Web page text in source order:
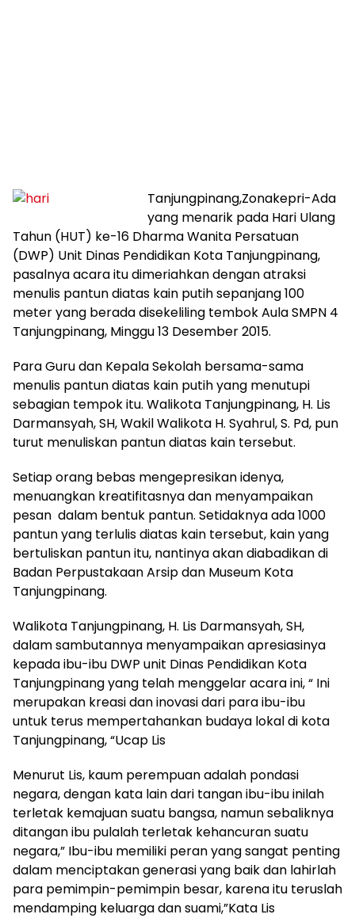
Tanjungpinang,Zonakepri-Ada
yang menarik pada Hari Ulang
Tahun (HUT) ke-16 Dharma Wanita Persatuan
(DWP) Unit Dinas Pendidikan Kota Tanjungpinang,
pasalnya acara itu dimeriahkan dengan atraksi
menulis pantun diatas kain putih sepanjang 100
meter yang berada disekeliling tembok Aula SMPN 4
Tanjungpinang, Minggu 13 Desember 2015.
Para Guru dan Kepala Sekolah bersama-sama
menulis pantun diatas kain putih yang menutupi
sebagian tempok itu. Walikota Tanjungpinang, H. Lis
Darmansyah, SH, Wakil Walikota H. Syahrul, S. Pd, pun
turut menuliskan pantun diatas kain tersebut.
Setiap orang bebas mengepresikan idenya,
menuangkan kreatifitasnya dan menyampaikan
pesan dalam bentuk pantun. Setidaknya ada 1000
pantun yang terlulis diatas kain tersebut, kain yang
bertuliskan pantun itu, nantinya akan diabadikan di
Badan Perpustakaan Arsip dan Museum Kota
Tanjungpinang.
Walikota Tanjungpinang, H. Lis Darmansyah, SH,
dalam sambutannya menyampaikan apresiasinya
kepada ibu-ibu DWP unit Dinas Pendidikan Kota
Tanjungpinang yang telah menggelar acara ini, “ Ini
merupakan kreasi dan inovasi dari para ibu-ibu
untuk terus mempertahankan budaya lokal di kota
Tanjungpinang, “Ucap Lis
Menurut Lis, kaum perempuan adalah pondasi
negara, dengan kata lain dari tangan ibu-ibu inilah
terletak kemajuan suatu bangsa, namun sebaliknya
ditangan ibu pulalah terletak kehancuran suatu
negara,” Ibu-ibu memiliki peran yang sangat penting
dalam menciptakan generasi yang baik dan lahirlah
para pemimpin-pemimpin besar, karena itu teruslah
mendamping keluarga dan suami,”Kata Lis